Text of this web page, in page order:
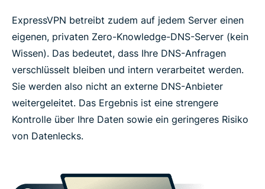
ExpressVPN betreibt zudem auf jedem Server einen
eigenen, privaten Zero-Knowledge-DNS-Server (kein
Wissen). Das bedeutet, dass Ihre DNS-Anfragen
verschlüsselt bleiben und intern verarbeitet werden.
Sie werden also nicht an externe DNS-Anbieter
weitergeleitet. Das Ergebnis ist eine strengere
Kontrolle über Ihre Daten sowie ein geringeres Risiko
von Datenlecks.